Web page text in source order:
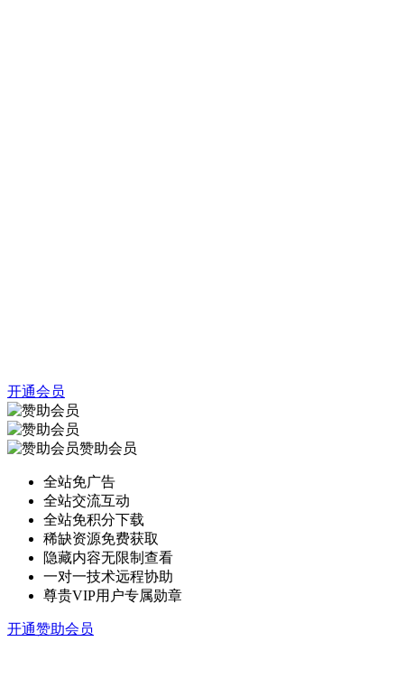
开通会员
赞助会员
全站免广告
全站交流互动
全站免积分下载
稀缺资源免费获取
隐藏内容无限制查看
一对一技术远程协助
尊贵VIP用户专属勋章
开通赞助会员